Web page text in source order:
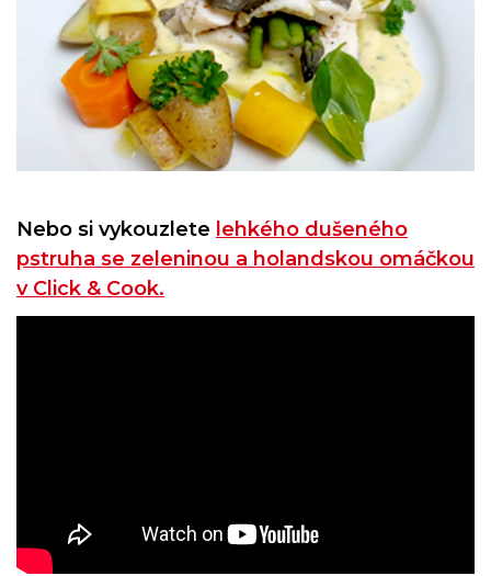
Nebo si vykouzlete lehkého dušeného
pstruha se zeleninou a holandskou omáčkou
v Click & Cook.